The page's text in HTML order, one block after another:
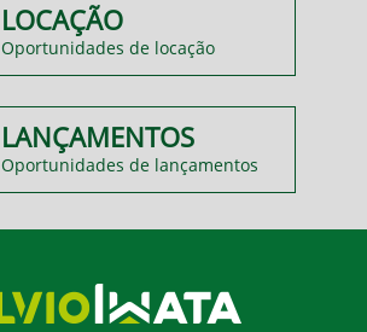
LOCAÇÃO
Oportunidades de locação
LANÇAMENTOS
Oportunidades de lançamentos